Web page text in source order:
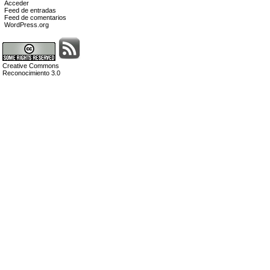
Acceder
Feed de entradas
Feed de comentarios
WordPress.org
Creative Commons
Reconocimiento 3.0